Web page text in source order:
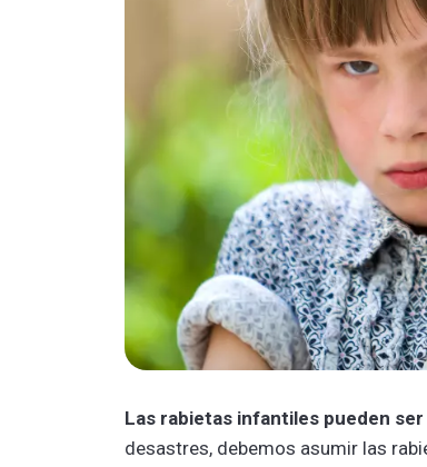
Las rabietas infantiles pueden
desastres, debemos asumir las